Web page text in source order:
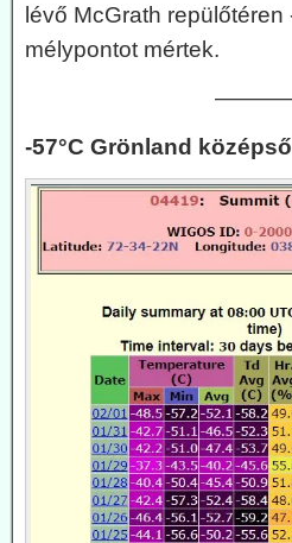
lévő McGrath repülőtéren
mélypontot mértek.
-57°C Grönland